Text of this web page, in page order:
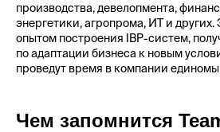
производства, девелопмента,
энергетики, агропрома, ИТ и
опытом построения IBP-систем,
по адаптации бизнеса к новым
проведут время в компании
Чем запомнится